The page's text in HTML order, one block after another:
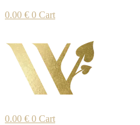
0.00 € 0 Cart
0.00 € 0 Cart